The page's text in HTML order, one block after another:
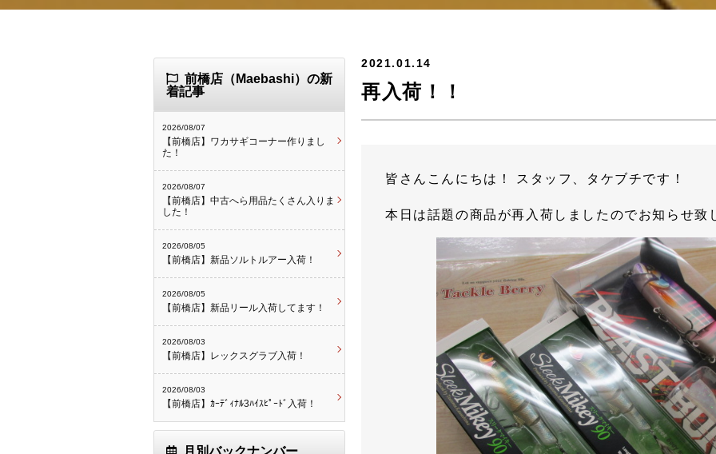
2021.01.14
再入荷！！
皆さんこんにちは！ スタッフ、タケブチです！
本日は話題の商品が再入荷しましたのでお知らせ致
前橋店（Maebashi）の新
着記事
2026/08/07
【前橋店】ワカサギコーナー作りまし
た！
2026/08/07
【前橋店】中古へら用品たくさん入りま
した！
2026/08/05
【前橋店】新品ソルトルアー入荷！
2026/08/05
【前橋店】新品リール入荷してます！
2026/08/03
【前橋店】レックスグラブ入荷！
2026/08/03
【前橋店】ｶｰﾃﾞｨﾅﾙ3ﾊｲｽﾋﾟｰﾄﾞ入荷！
月別バックナンバー